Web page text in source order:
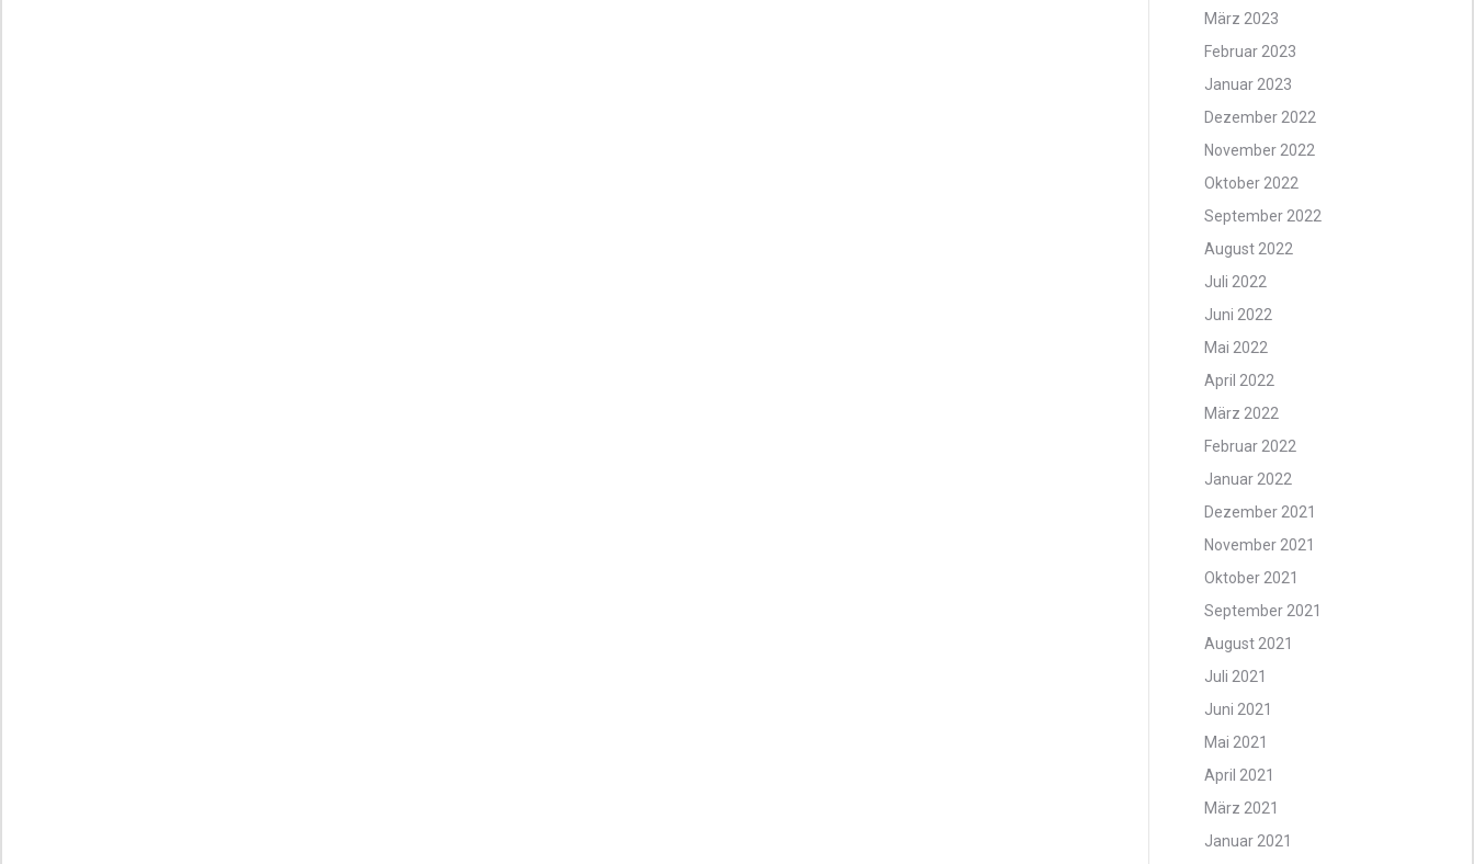
März 2023
Februar 2023
Januar 2023
Dezember 2022
November 2022
Oktober 2022
September 2022
August 2022
Juli 2022
Juni 2022
Mai 2022
April 2022
März 2022
Februar 2022
Januar 2022
Dezember 2021
November 2021
Oktober 2021
September 2021
August 2021
Juli 2021
Juni 2021
Mai 2021
April 2021
März 2021
Januar 2021